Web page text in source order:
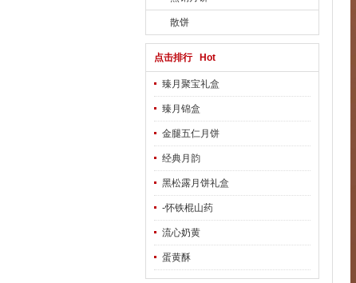
散饼
点击排行 Hot
臻月聚宝礼盒
臻月锦盒
金腿五仁月饼
经典月韵
黑松露月饼礼盒
-怀铁棍山药
流心奶黄
蛋黄酥